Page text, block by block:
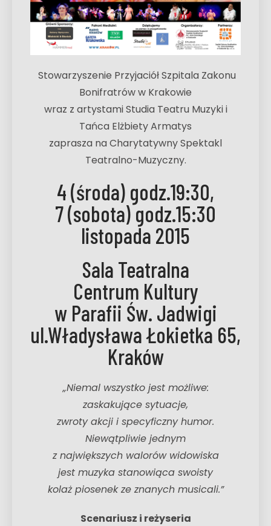
Stowarzyszenie Przyjaciół Szpitala Zakonu
Bonifratrów w Krakowie
wraz z artystami Studia Teatru Muzyki i
Tańca Elżbiety Armatys
zaprasza na Charytatywny Spektakl
Teatralno-Muzyczny.
4 (środa) godz.19:30,
7 (sobota) godz.15:30
listopada 2015
Sala Teatralna
Centrum Kultury
w Parafii Św. Jadwigi
ul.Władysława Łokietka 65,
Kraków
„Niemal wszystko jest możliwe:
zaskakujące sytuacje,
zwroty akcji i specyficzny humor.
Niewątpliwie jednym
z największych walorów widowiska
jest muzyka stanowiąca swoisty
kolaż piosenek ze znanych musicali.”
Scenariusz i reżyseria